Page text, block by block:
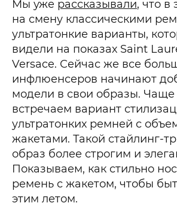
Мы уже рассказывали, что в
на смену классическими
ультратонкие варианты,
видели на показах Saint
Versace. Сейчас же все
инфлюенсеров начинают
модели в свои образы. Чаще
встречаем вариант
ультратонких ремней с
жакетами. Такой стайлинг-
образ более строгим и
Показываем, как стильно
ремень с жакетом, чтобы
этим летом.